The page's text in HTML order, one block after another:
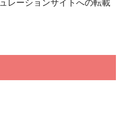
レーションサイトへの転載